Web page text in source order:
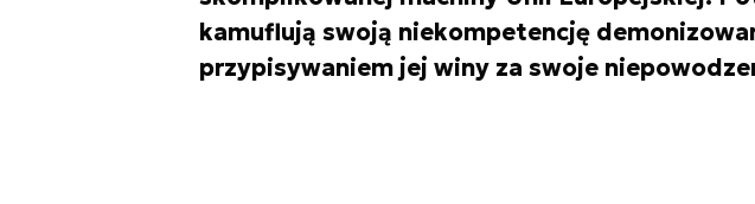
kamuflują swoją niekompetencję
przypisywaniem jej winy za swoje